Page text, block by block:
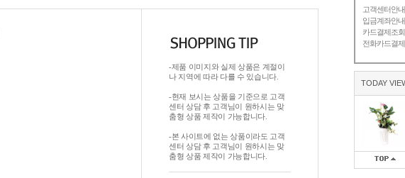
고객센터안내
입금계좌안내
카드결제조회
전화카드결제
TODAY
-제품 이미지와 실제 상품은 계절이
나 지역에 따라 다를 수 있습니다.
-현재 보시는 상품을 기준으로 고객
센터 상담 후 고객님이 원하시는 맞
춤형 상품 제작이 가능합니다.
-본 사이트에 없는 상품이라도 고객
센터 상담 후 고객님이 원하시는 맞
춤형 상품 제작이 가능합니다.